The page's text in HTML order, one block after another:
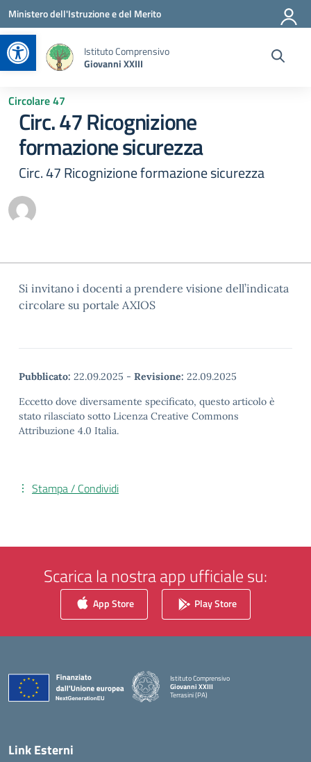
Apri la barra degli strumenti
Vai ai contenuti
Vai al menu di navigazione
Vai al footer
Ministero dell'Istruzione e del Merito
Istituto Comprensivo
Giovanni XXIII
Circolare 47
Circ. 47 Ricognizione
formazione sicurezza
Circ. 47 Ricognizione formazione sicurezza
Si invitano i docenti a prendere visione dell’indicata
circolare su portale AXIOS
Pubblicato: 22.09.2025 - Revisione: 22.09.2025
Eccetto dove diversamente specificato, questo articolo è
stato rilasciato sotto Licenza Creative Commons
Attribuzione 4.0 Italia.
Stampa / Condividi
Scarica la nostra app ufficiale su:
App Store Play Store
Istituto Comprensivo
Giovanni XXIII
Terrasini (PA)
Link Esterni